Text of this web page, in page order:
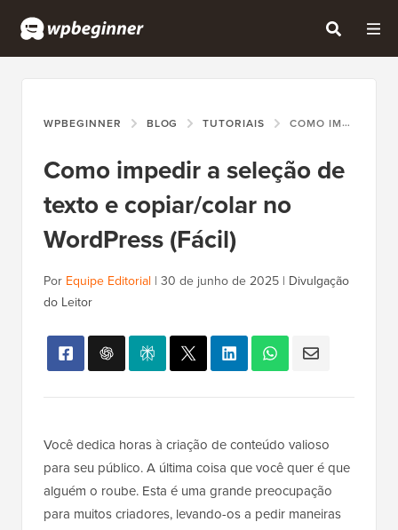
WPBEGINNER BLOG TUTORIAIS COMO IMPEDIR A SELEÇÃO DE TEXTO E COPIAR/COLAR NO WORDPRESS (FÁCIL)
Como impedir a seleção de
texto e copiar/colar no
WordPress (Fácil)
Por Equipe Editorial | 30 de junho de 2025 | Divulgação
do Leitor
Você dedica horas à criação de conteúdo valioso
para seu público. A última coisa que você quer é que
alguém o roube. Esta é uma grande preocupação
para muitos criadores, levando-os a pedir maneiras